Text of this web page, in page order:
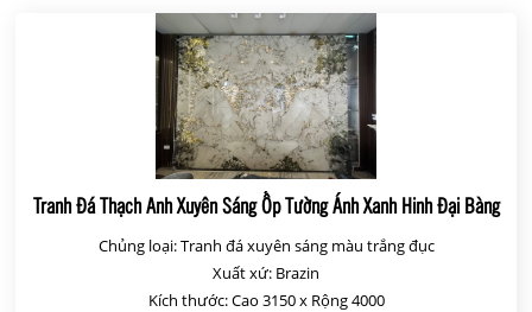
Tranh Đá Thạch Anh Xuyên Sáng Ốp Tường Ánh Xanh Hinh Đại Bàng
Chủng loại: Tranh đá xuyên sáng màu trắng đục
Xuất xứ: Brazin
Kích thước: Cao 3150 x Rộng 4000